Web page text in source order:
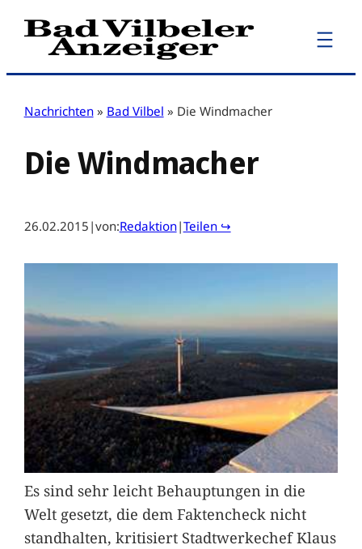
Zum
Inhalt
Nachrichten » Bad Vilbel » Die Windmacher
Die Windmacher
26.02.2015 |von:Redaktion|Teilen ↪
Es sind sehr leicht Behauptungen in die
Welt gesetzt, die dem Faktencheck nicht
standhalten, kritisiert Stadtwerkechef Klaus